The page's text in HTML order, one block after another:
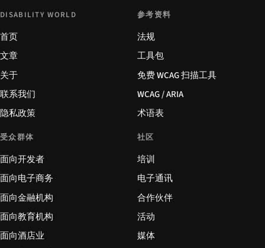
DISABILITY WORLD
首页
文章
关于
联系我们
隐私政策
参考资料
法规
工具包
免费 WCAG 扫描工具
WCAG / ARIA
术语表
受众群体
面向开发者
面向电子商务
面向金融机构
面向教育机构
面向酒店业
社区
培训
电子通讯
合作伙伴
活动
媒体